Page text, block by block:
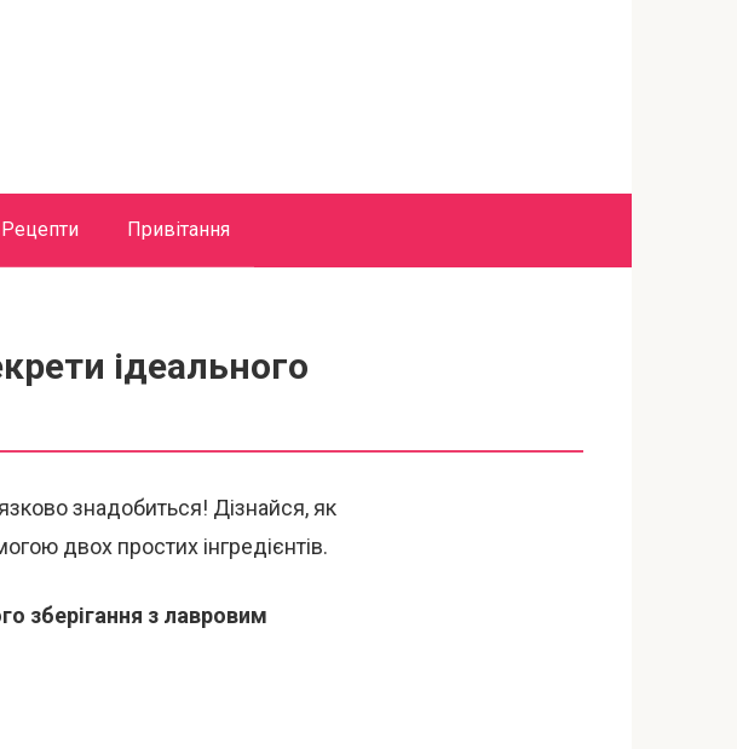
Рецепти Привітання
ідеального
знадобиться! Дізнайся, як
двох простих інгредієнтів.
зберігання з лавровим